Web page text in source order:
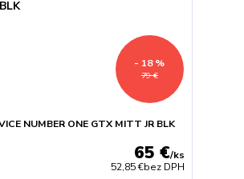
79 €
- 18 %
NUMBER ONE GTX MITT JR BLK
65 €/ks
52,85 €bez DPH